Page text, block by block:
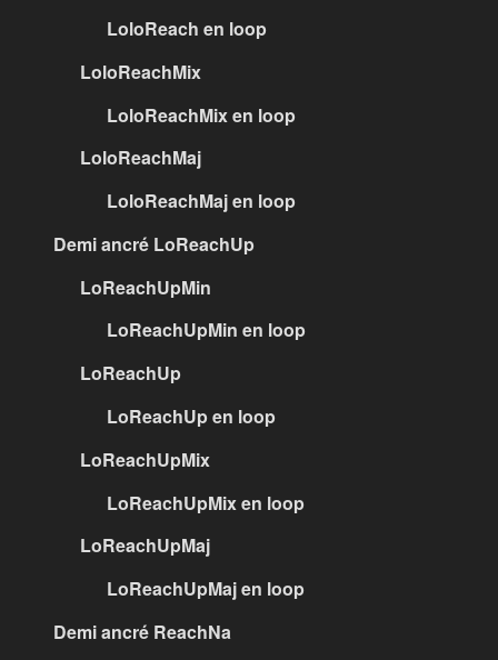
LoloReach en loop
LoloReachMix
LoloReachMix en loop
LoloReachMaj
LoloReachMaj en loop
Demi ancré LoReachUp
LoReachUpMin
LoReachUpMin en loop
LoReachUp
LoReachUp en loop
LoReachUpMix
LoReachUpMix en loop
LoReachUpMaj
LoReachUpMaj en loop
Demi ancré ReachNa